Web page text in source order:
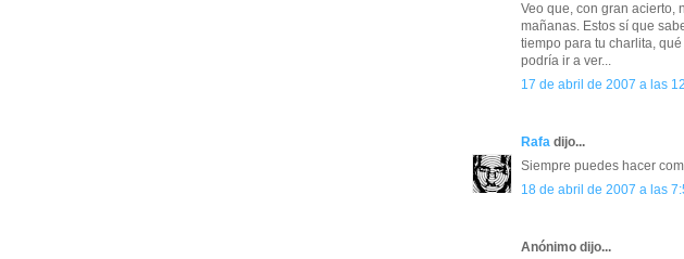
Veo que, con gran acierto,
mañanas. Estos sí que
tiempo para tu charlita,
podría ir a ver...
17 de abril de 2007 a las
Rafa dijo...
Siempre puedes hacer
18 de abril de 2007 a las
Anónimo dijo...